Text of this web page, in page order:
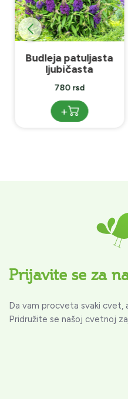
Budleja patuljasta
ljubičasta
780 rsd
+
Prijavite se za
Da vam procveta svaki cvet,
Pridružite se našoj cvetnoj